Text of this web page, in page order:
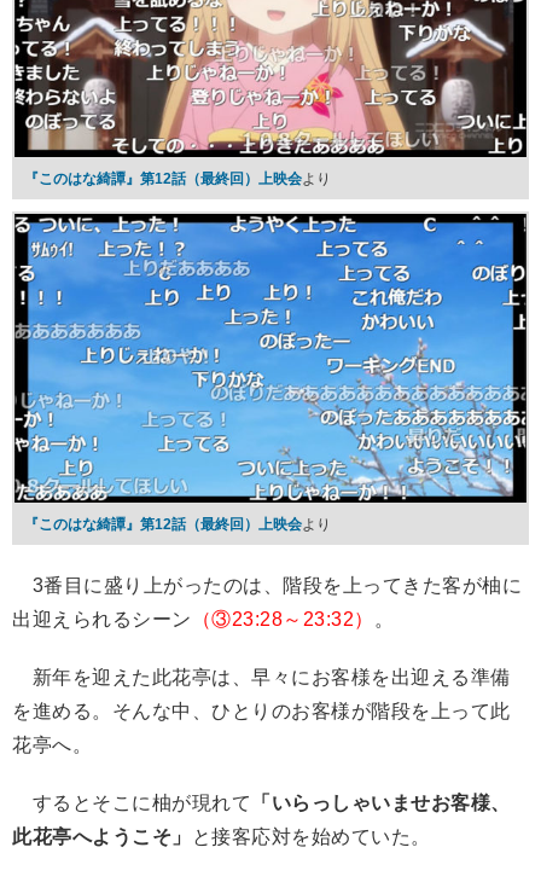
『このはな綺譚』第12話（最終回）上映会より
『このはな綺譚』第12話（最終回）上映会より
3番目に盛り上がったのは、階段を上ってきた客が柚に
出迎えられるシーン （③23:28～23:32） 。
新年を迎えた此花亭は、早々にお客様を出迎える準備
を進める。そんな中、ひとりのお客様が階段を上って此
花亭へ。
するとそこに柚が現れて
「いらっしゃいませお客様、
此花亭へようこそ」
と接客応対を始めていた。